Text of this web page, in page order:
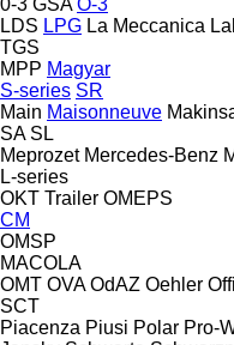
LDS LPG La Meccanica
TGS
MPP Magyar
S-series SR
Main Maisonneuve
SA SL
Meprozet Mercedes-Benz
L-series
OKT Trailer OMEPS
CM
OMSP
MACOLA
OMT OVA OdAZ Oehler
SCT
Piacenza Piusi Polar Pro-